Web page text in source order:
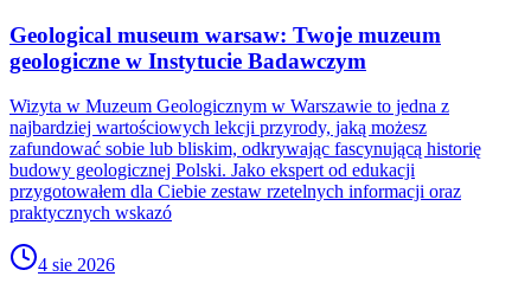
Geological museum warsaw: Twoje muzeum
geologiczne w Instytucie Badawczym
Wizyta w Muzeum Geologicznym w Warszawie to jedna z
najbardziej wartościowych lekcji przyrody, jaką możesz
zafundować sobie lub bliskim, odkrywając fascynującą historię
budowy geologicznej Polski. Jako ekspert od edukacji
przygotowałem dla Ciebie zestaw rzetelnych informacji oraz
praktycznych wskazó
4 sie 2026